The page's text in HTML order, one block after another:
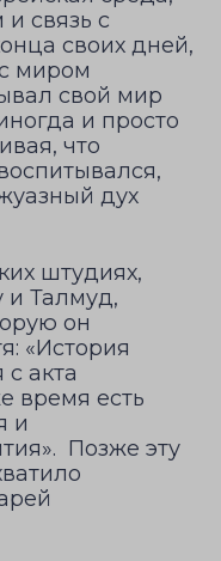
связь с
своих дней,
миром
свой мир
и просто
что
дух
штудиях,
и Талмуд,
он
«История
акта
время есть
и
Позже эту